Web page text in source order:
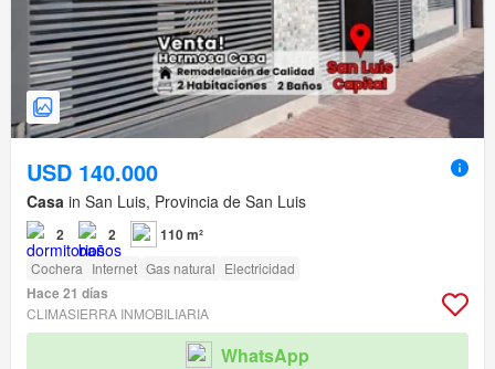
USD 140.000
Casa in San Luis, Provincia de San Luis
2 2 110 m²
Cochera Internet Gas natural Electricidad
Hace 21 días
CLIMASIERRA INMOBILIARIA
WhatsApp